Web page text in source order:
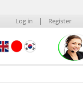
Log in | Register